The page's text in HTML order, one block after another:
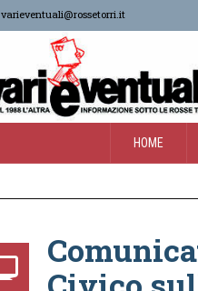
varieventuali@rossetorri.it
HOME